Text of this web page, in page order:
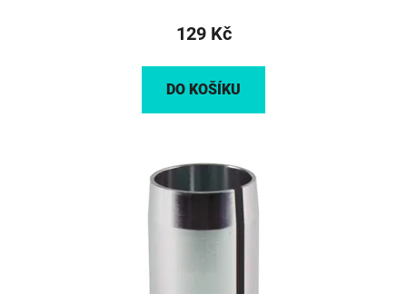
129 Kč
DO KOŠÍKU